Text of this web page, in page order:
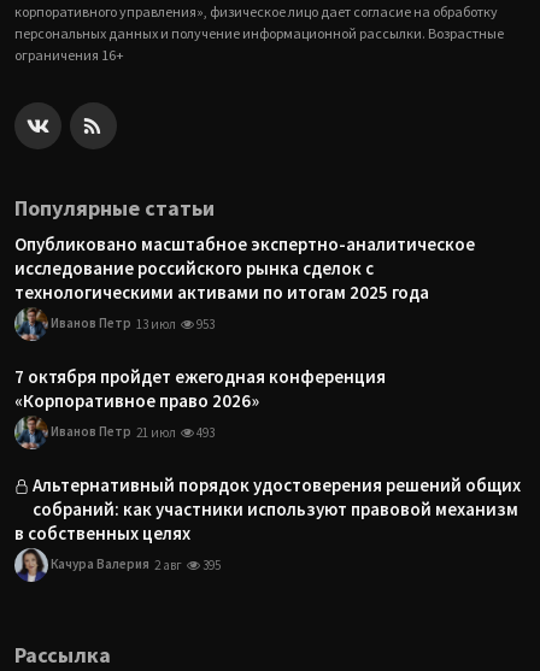
корпоративного управления», физическое лицо дает согласие на обработку
персональных данных и получение информационной рассылки. Возрастные
ограничения 16+
Популярные статьи
Опубликовано масштабное экспертно-аналитическое
исследование российского рынка сделок с
технологическими активами по итогам 2025 года
Иванов Петр 13 июл 953
7 октября пройдет ежегодная конференция
«Корпоративное право 2026»
Иванов Петр 21 июл 493
Альтернативный порядок удостоверения решений общих
собраний: как участники используют правовой механизм
в собственных целях
Качура Валерия 2 авг 395
Рассылка